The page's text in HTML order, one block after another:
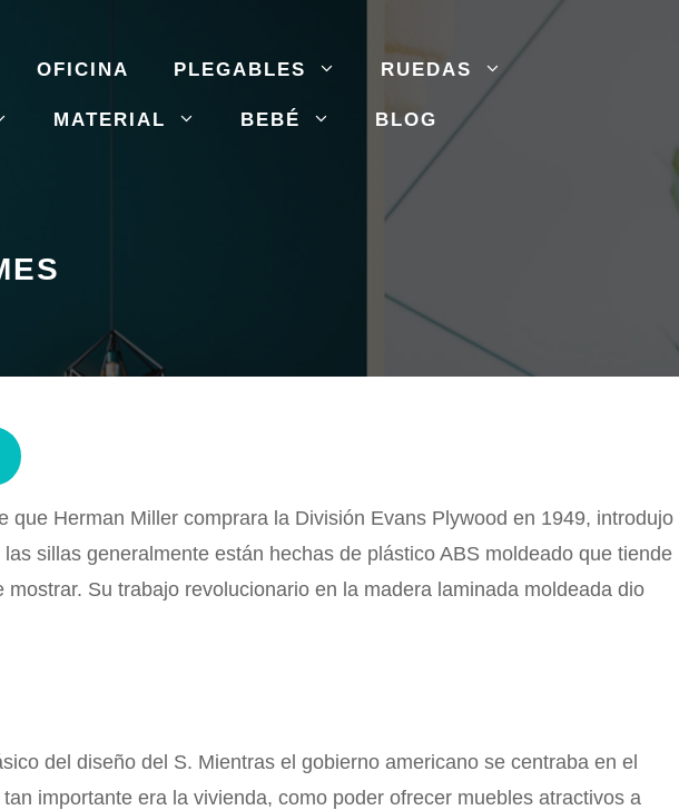
OFICINA PLEGABLES RUEDAS
MATERIAL BEBÉ BLOG
Herman Miller comprara la División Evans Plywood en 1949, introdujo
sillas generalmente están hechas de plástico ABS moldeado que tiende
Su trabajo revolucionario en la madera laminada moldeada dio
del diseño del S. Mientras el gobierno americano se centraba en el
importante era la vivienda, como poder ofrecer muebles atractivos a